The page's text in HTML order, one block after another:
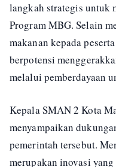
langkah strategis untuk
Program MBG. Selain
makanan kepada
berpotensi
melalui pemberdayaan
Kepala SMAN 2 Kota
menyampaikan
pemerintah tersebut.
merupakan inovasi